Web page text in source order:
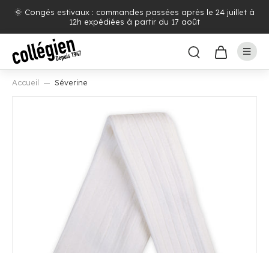
🌞 Congés estivaux : commandes passées après le 24 juillet à
12h expédiées à partir du 17 août
Accueil Séverine